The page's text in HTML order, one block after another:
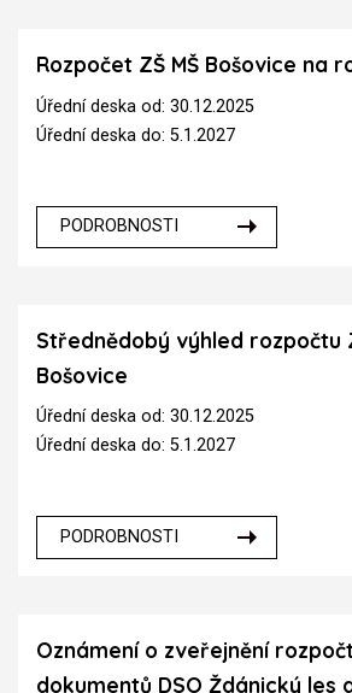
Rozpočet ZŠ MŠ Bošovice na
Úřední deska od: 30.12.2025
Úřední deska do: 5.1.2027
PODROBNOSTI
Střednědobý výhled rozpočtu
Bošovice
Úřední deska od: 30.12.2025
Úřední deska do: 5.1.2027
PODROBNOSTI
Oznámení o zveřejnění
dokumentů DSO Ždánický les